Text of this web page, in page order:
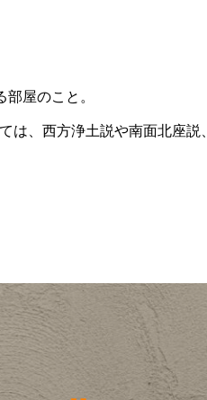
屋のこと。
は、西方浄土説や南面北座説